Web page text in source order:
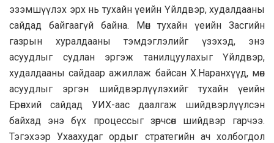
эзэмшүүлэх эрх нь тухайн үеийн Үйлдвэр, худалдааны
сайдад байгаагүй байна. Мөн тухайн үеийн Засгийн
газрын хуралдааны тэмдэглэлийг үзэхэд, энэ
асуудлыг судлан эргэж танилцуулахыг Үйлдвэр,
худалдааны сайдаар ажиллаж байсан Х.Наранхүүд, мөн
асуудлыг эргэн шийдвэрлүүлэхийг тухайн үеийн
Ерөнхий сайдад УИХ-аас даалгаж шийдвэрлүүлсэн
байхад энэ бүх процессыг зөрчсөн шийдвэр гарчээ.
Тэгэхээр Ухаахудаг ордыг стратегийн ач холбогдол